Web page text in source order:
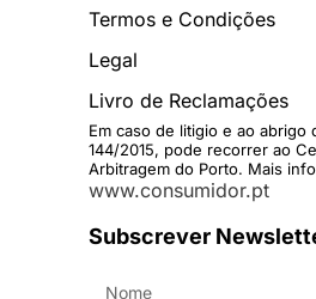
Termos e Condições
Legal
Livro de Reclamações
Em caso de litigio e ao abrigo
144/2015, pode recorrer ao
Arbitragem do Porto. Mais
www.consumidor.pt
Subscrever